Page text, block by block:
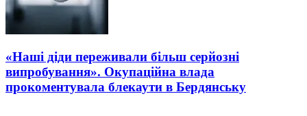
«Наші діди переживали більш серйозні
випробування». Окупаційна влада
прокоментувала блекаути в Бердянську